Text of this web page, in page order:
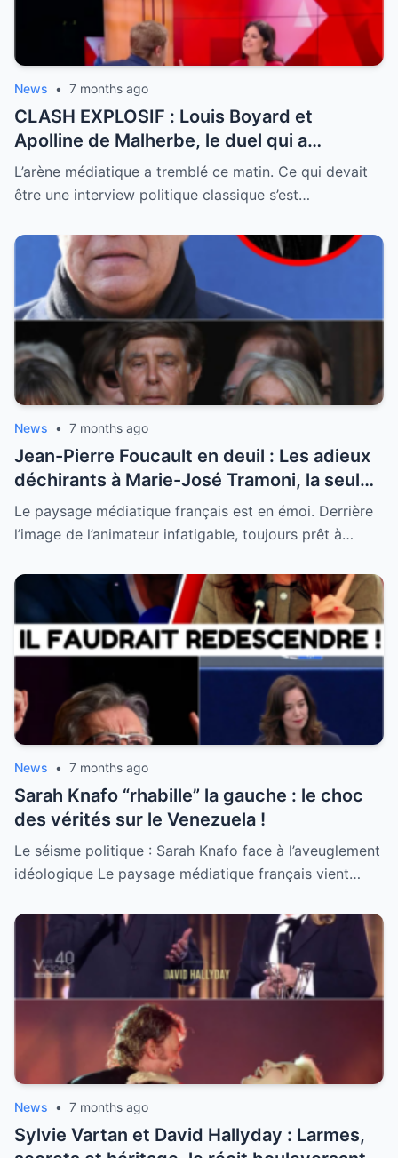
News • 7 months ago
CLASH EXPLOSIF : Louis Boyard et
Apolline de Malherbe, le duel qui a
embrasé le direct !
L’arène médiatique a tremblé ce matin. Ce qui devait
être une interview politique classique s’est…
News • 7 months ago
Jean-Pierre Foucault en deuil : Les adieux
déchirants à Marie-José Tramoni, la seule
femme qu’il ait jamais épousée
Le paysage médiatique français est en émoi. Derrière
l’image de l’animateur infatigable, toujours prêt à…
News • 7 months ago
Sarah Knafo “rhabille” la gauche : le choc
des vérités sur le Venezuela !
Le séisme politique : Sarah Knafo face à l’aveuglement
idéologique Le paysage médiatique français vient…
News • 7 months ago
Sylvie Vartan et David Hallyday : Larmes,